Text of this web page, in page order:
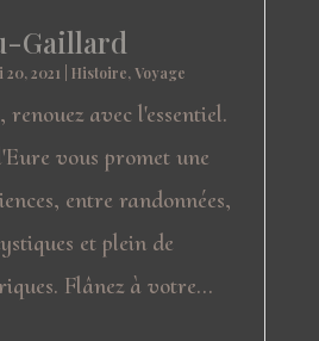
Gaillard
20, 2021 Histoire,Voyage
avec l'essentiel.
vous promet une
entre randonnées,
et plein de
Flânez à votre...